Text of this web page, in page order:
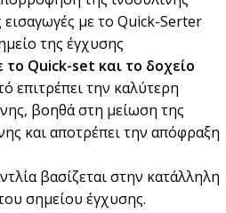
με το Quick-Serter
της έγχυσης
Quick-set και το δοχείο
επιτρέπει την καλύτερη
βοηθά στη μείωση της
και αποτρέπει την απόφραξη
βασίζεται στην κατάλληλη
σημείου έγχυσης.